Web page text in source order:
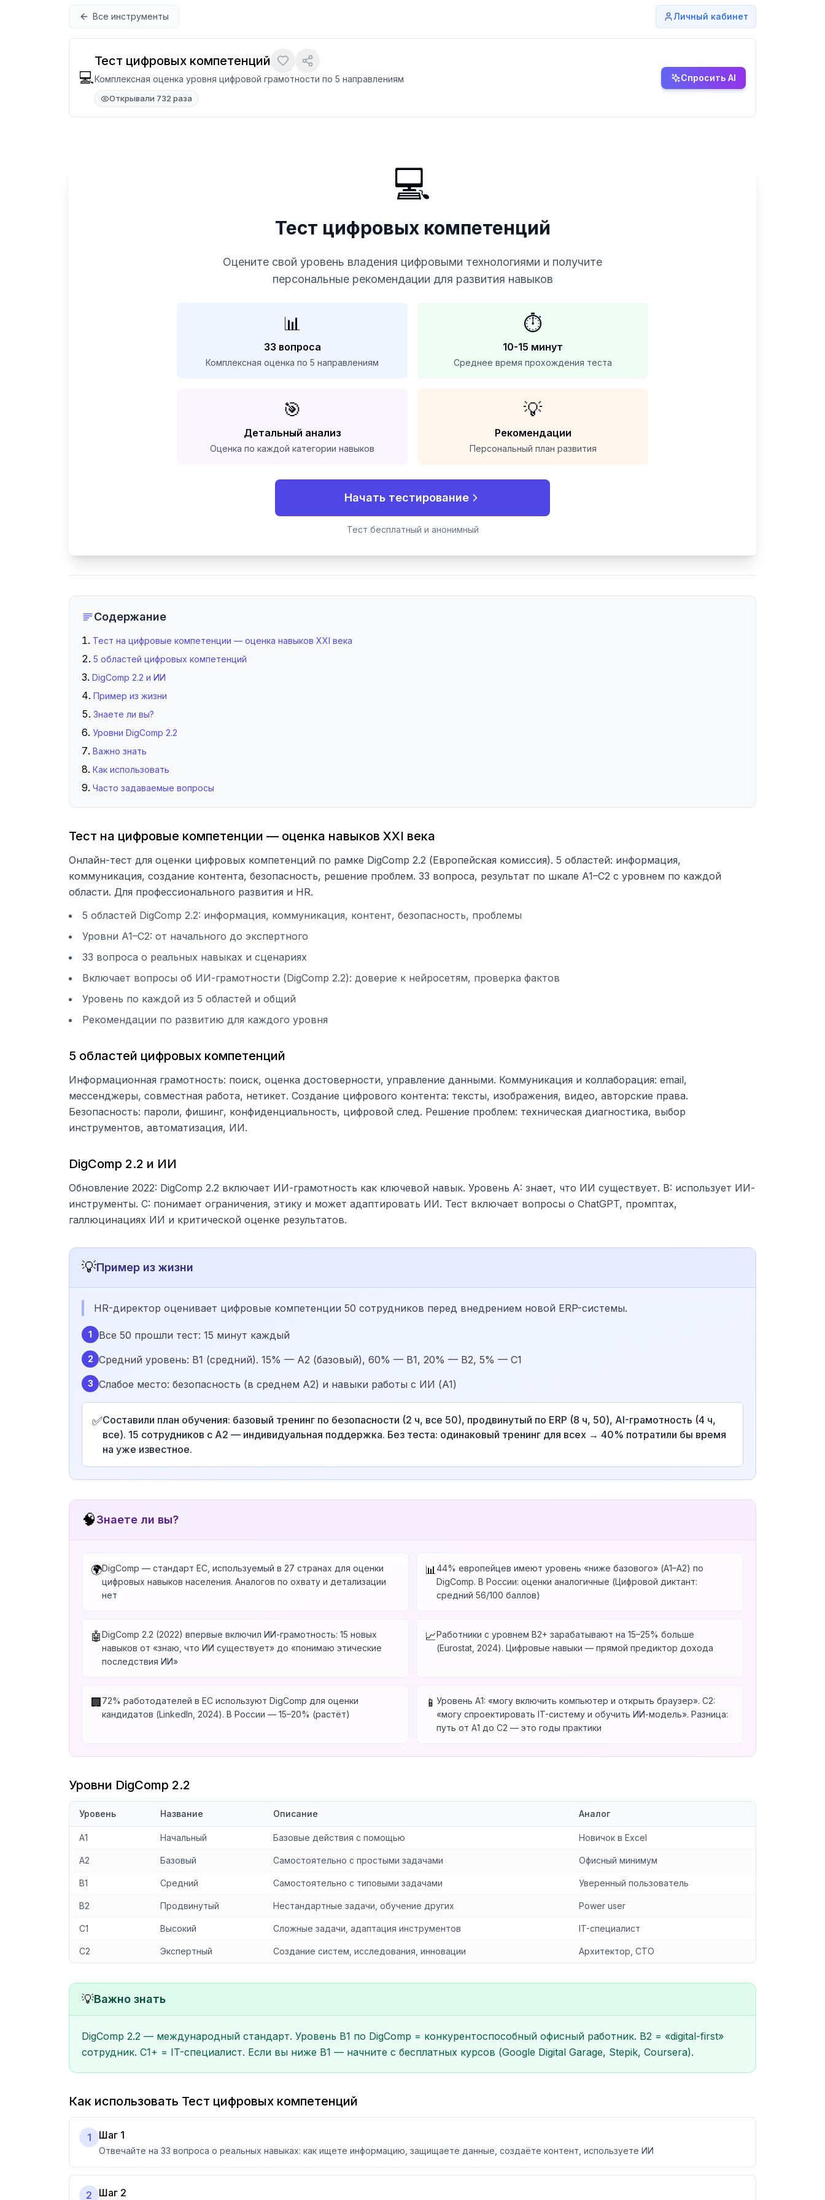
Все инструменты Личный кабинет
💻
Тест цифровых компетенций
Комплексная оценка уровня цифровой грамотности по 5 направлениям
Открывали 732 раза
Спросить AI
💻
Тест цифровых компетенций
Оцените свой уровень владения цифровыми технологиями и получите
персональные рекомендации для развития навыков
📊
33 вопроса
Комплексная оценка по 5 направлениям
⏱️
10-15 минут
Среднее время прохождения теста
🎯
Детальный анализ
Оценка по каждой категории навыков
💡
Рекомендации
Персональный план развития
Начать тестирование
Тест бесплатный и анонимный
Содержание
Тест на цифровые компетенции — оценка навыков XXI века
5 областей цифровых компетенций
DigComp 2.2 и ИИ
Пример из жизни
Знаете ли вы?
Уровни DigComp 2.2
Важно знать
Как использовать
Часто задаваемые вопросы
Тест на цифровые компетенции — оценка навыков XXI века
Онлайн-тест для оценки цифровых компетенций по рамке DigComp 2.2 (Европейская комиссия). 5 областей: информация,
коммуникация, создание контента, безопасность, решение проблем. 33 вопроса, результат по шкале A1–C2 с уровнем по каждой
области. Для профессионального развития и HR.
5 областей DigComp 2.2: информация, коммуникация, контент, безопасность, проблемы
Уровни A1–C2: от начального до экспертного
33 вопроса о реальных навыках и сценариях
Включает вопросы об ИИ-грамотности (DigComp 2.2): доверие к нейросетям, проверка фактов
Уровень по каждой из 5 областей и общий
Рекомендации по развитию для каждого уровня
5 областей цифровых компетенций
Информационная грамотность: поиск, оценка достоверности, управление данными. Коммуникация и коллаборация: email,
мессенджеры, совместная работа, нетикет. Создание цифрового контента: тексты, изображения, видео, авторские права.
Безопасность: пароли, фишинг, конфиденциальность, цифровой след. Решение проблем: техническая диагностика, выбор
инструментов, автоматизация, ИИ.
DigComp 2.2 и ИИ
Обновление 2022: DigComp 2.2 включает ИИ-грамотность как ключевой навык. Уровень A: знает, что ИИ существует. B: использует ИИ-
инструменты. C: понимает ограничения, этику и может адаптировать ИИ. Тест включает вопросы о ChatGPT, промптах,
галлюцинациях ИИ и критической оценке результатов.
💡Пример из жизни
HR-директор оценивает цифровые компетенции 50 сотрудников перед внедрением новой ERP-системы.
1 Все 50 прошли тест: 15 минут каждый
2 Средний уровень: B1 (средний). 15% — A2 (базовый), 60% — B1, 20% — B2, 5% — C1
3 Слабое место: безопасность (в среднем A2) и навыки работы с ИИ (A1)
✅Составили план обучения: базовый тренинг по безопасности (2 ч, все 50), продвинутый по ERP (8 ч, 50), AI-грамотность (4 ч,
все). 15 сотрудников с A2 — индивидуальная поддержка. Без теста: одинаковый тренинг для всех → 40% потратили бы время
на уже известное.
🧠Знаете ли вы?
🌍DigComp — стандарт ЕС, используемый в 27 странах для оценки
цифровых навыков населения. Аналогов по охвату и детализации
нет
📊 44% европейцев имеют уровень «ниже базового» (A1–A2) по
DigComp. В России: оценки аналогичные (Цифровой диктант:
средний 56/100 баллов)
🤖DigComp 2.2 (2022) впервые включил ИИ-грамотность: 15 новых
навыков от «знаю, что ИИ существует» до «понимаю этические
последствия ИИ»
📈Работники с уровнем B2+ зарабатывают на 15–25% больше
(Eurostat, 2024). Цифровые навыки — прямой предиктор дохода
🏢 72% работодателей в ЕС используют DigComp для оценки
кандидатов (LinkedIn, 2024). В России — 15–20% (растёт)
📱 Уровень A1: «могу включить компьютер и открыть браузер». C2:
«могу спроектировать IT-систему и обучить ИИ-модель». Разница:
путь от A1 до C2 — это годы практики
Уровни DigComp 2.2
Уровень Название Описание Аналог
A1 Начальный Базовые действия с помощью Новичок в Excel
A2 Базовый Самостоятельно с простыми задачами Офисный минимум
B1 Средний Самостоятельно с типовыми задачами Уверенный пользователь
B2 Продвинутый Нестандартные задачи, обучение других Power user
C1 Высокий Сложные задачи, адаптация инструментов IT-специалист
C2 Экспертный Создание систем, исследования, инновации Архитектор, CTO
💡Важно знать
DigComp 2.2 — международный стандарт. Уровень B1 по DigComp = конкурентоспособный офисный работник. B2 = «digital-first»
сотрудник. C1+ = IT-специалист. Если вы ниже B1 — начните с бесплатных курсов (Google Digital Garage, Stepik, Coursera).
Как использовать Тест цифровых компетенций
1 Шаг 1
Отвечайте на 33 вопроса о реальных навыках: как ищете информацию, защищаете данные, создаёте контент, используете ИИ
2 Шаг 2